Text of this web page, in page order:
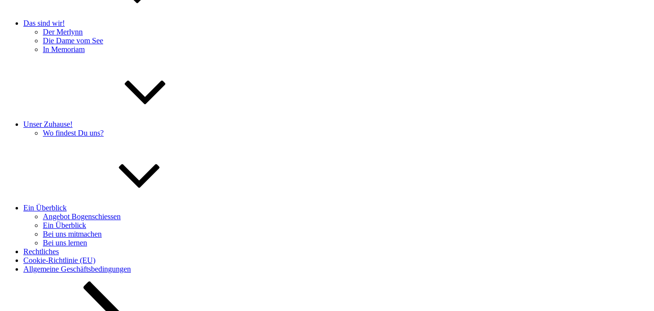
Das sind wir!
Der Merlynn
Die Dame vom See
In Memoriam
Unser Zuhause!
Wo findest Du uns?
Ein Überblick
Angebot Bogenschiessen
Ein Überblick
Bei uns mitmachen
Bei uns lernen
Rechtliches
Cookie-Richtlinie (EU)
Allgemeine Geschäftsbedingungen